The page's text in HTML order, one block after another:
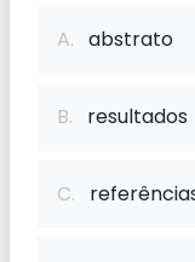
A. abstrato
B. resultados
C.